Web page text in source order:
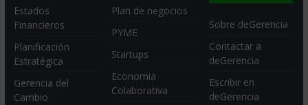
Estados
Financieros
Planificación
Estratégica
Gerencia del
Cambio
Plan de negocios
PYME
Startups
Economia
Colaborativa
Sobre deGerencia
Contactar a
deGerencia
Escribir en
deGerencia